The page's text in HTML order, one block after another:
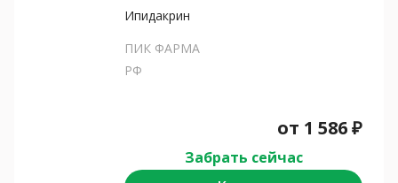
Ипидакрин
ПИК ФАРМА
РФ
от 1 586₽
Забрать сейчас